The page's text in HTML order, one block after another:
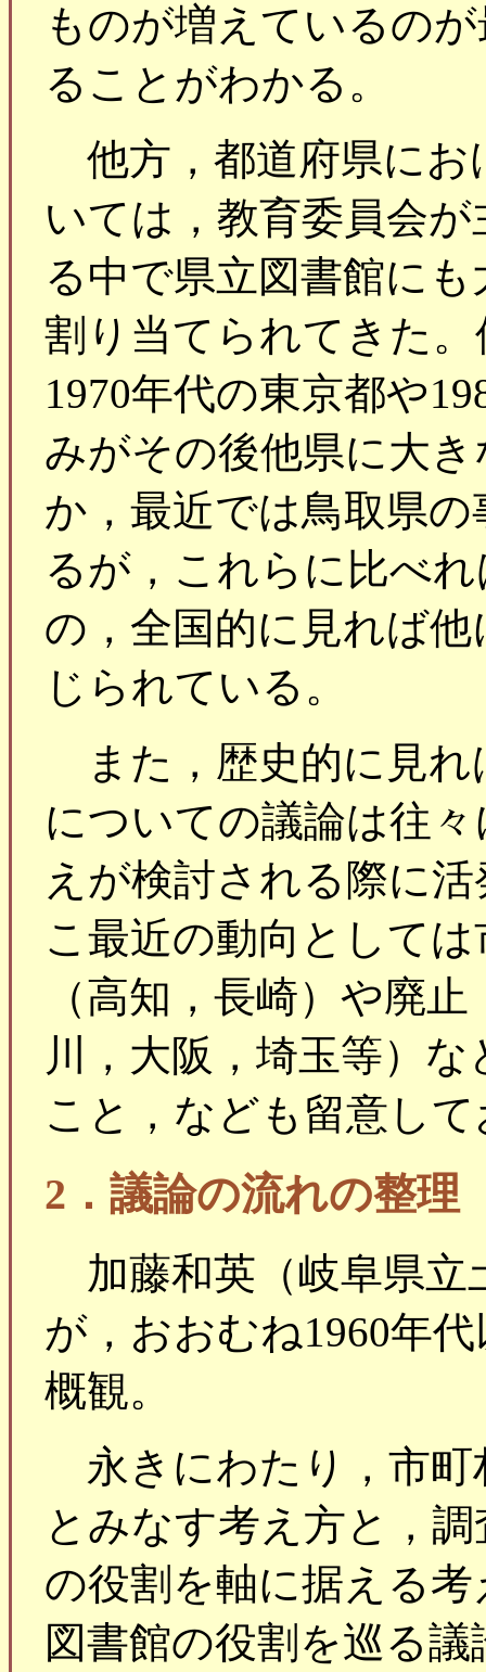
ものが増えているの
ることがわかる。
他方，都道府県にお
いては，教育委員会
る中で県立図書館に
割り当てられてきた
1970年代の東京都や
みがその後他県に大
か，最近では鳥取県
るが，これらに比べ
の，全国的に見れば
じられている。
また，歴史的に見れ
についての議論は往
えが検討される際に
こ最近の動向として
（高知，長崎）や廃
川，大阪，埼玉等）
こと，なども留意し
2．議論の流れの整理
加藤和英（岐阜県立
が，おおむね1960年
概観。
永きにわたり，市町
とみなす考え方と，
の役割を軸に据える
図書館の役割を巡る